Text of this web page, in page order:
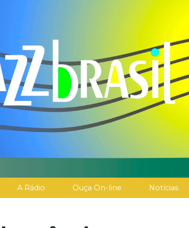
A Rádio Ouça On-line Notícias